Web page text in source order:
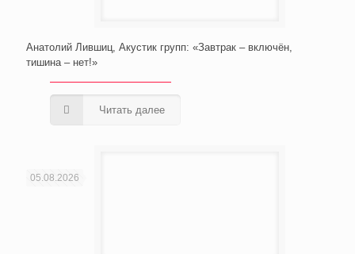
Анатолий Лившиц, Акустик групп: «Завтрак – включён,
тишина – нет!»
Читать далее
05.08.2026